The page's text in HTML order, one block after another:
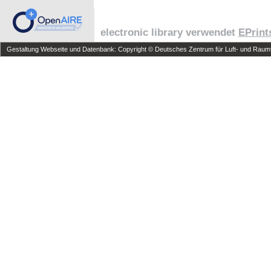
electronic library verwendet
Gestaltung Webseite und Datenbank: Copyright © Deutsches Zentrum für Luft- und